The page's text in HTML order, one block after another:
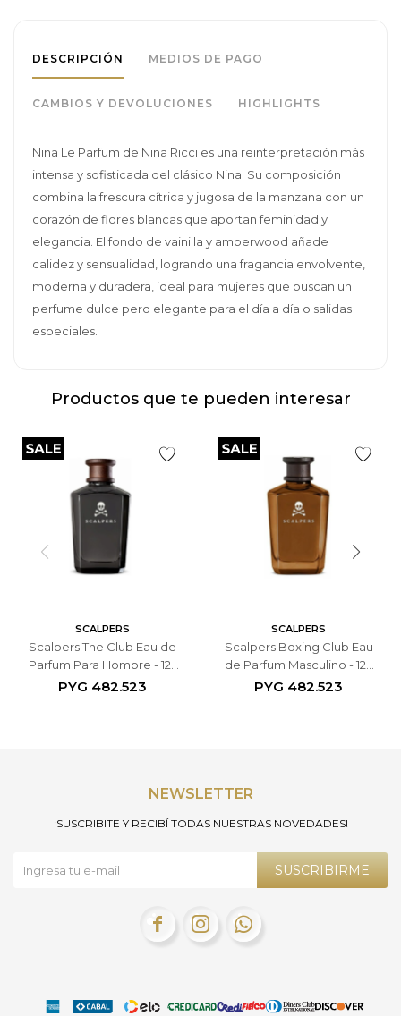
DESCRIPCIÓN MEDIOS DE PAGO
CAMBIOS Y DEVOLUCIONES HIGHLIGHTS
Nina Le Parfum de Nina Ricci es una reinterpretación más
intensa y sofisticada del clásico Nina. Su composición
combina la frescura cítrica y jugosa de la manzana con un
corazón de flores blancas que aportan feminidad y
elegancia. El fondo de vainilla y amberwood añade
calidez y sensualidad, logrando una fragancia envolvente,
moderna y duradera, ideal para mujeres que buscan un
perfume dulce pero elegante para el día a día o salidas
especiales.
Productos que te pueden interesar
SCALPERS
Scalpers The Club Eau de
Parfum Para Hombre - 125
ML
PYG 482.523
SCALPERS
Scalpers Boxing Club Eau
de Parfum Masculino - 125
ML
PYG 482.523
NEWSLETTER
¡SUSCRIBITE Y RECIBÍ TODAS NUESTRAS NOVEDADES!
SUSCRIBIRME
  